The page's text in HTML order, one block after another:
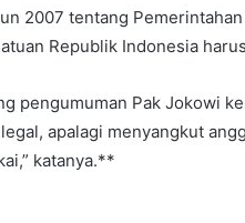
2007 tentang
Republik Indonesia
pengumuman Pak Jokowi
apalagi menyangkut
katanya.**